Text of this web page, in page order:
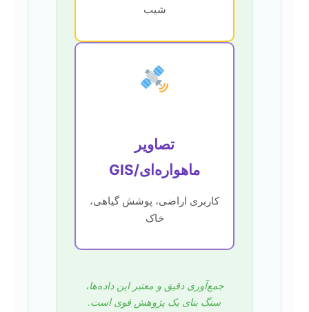
شیب
تصاویر
ماهواره‌ای/GIS
کاربری اراضی، پوشش گیاهی،
خاک
جمع‌آوری دقیق و معتبر این داده‌ها،
سنگ بنای یک پژوهش قوی است.